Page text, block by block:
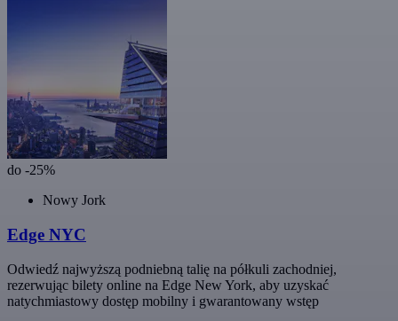
do -25%
Nowy Jork
Edge NYC
Odwiedź najwyższą podniebną talię na półkuli zachodniej,
rezerwując bilety online na Edge New York, aby uzyskać
natychmiastowy dostęp mobilny i gwarantowany wstęp